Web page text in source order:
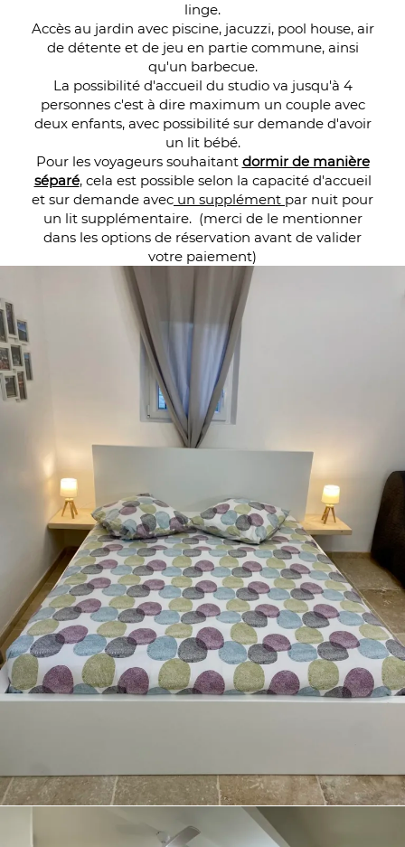
linge.
Accès au jardin avec piscine, jacuzzi, pool house, air
de détente et de jeu en partie commune, ainsi
qu'un barbecue.
La possibilité d'accueil du studio va jusqu'à 4
personnes c'est à dire maximum un couple avec
deux enfants, avec possibilité sur demande d'avoir
un lit bébé.
Pour les voyageurs souhaitant dormir de manière
séparé, cela est possible selon la capacité d'accueil
et sur demande avec un supplément par nuit pour
un lit supplémentaire. (merci de le mentionner
dans les options de réservation avant de valider
votre paiement)